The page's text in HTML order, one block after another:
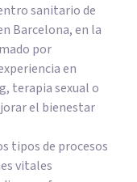
sanitario de
Barcelona, en la
por
en
terapia sexual o
el bienestar
tipos de procesos
vitales